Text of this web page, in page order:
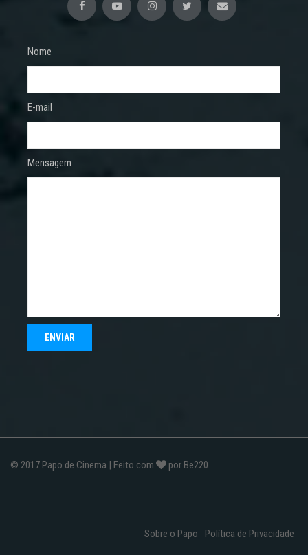
Nome
E-mail
Mensagem
© 2017 Papo de Cinema | Feito com por Be220
Sobre o Papo Política de Privacidade